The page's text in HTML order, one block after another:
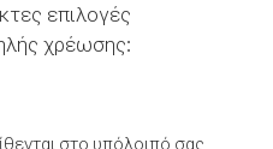
επιλογές
χρέωσης:
στο υπόλοιπό σας